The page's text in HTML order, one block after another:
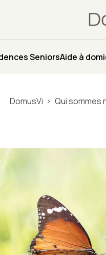
SeniorsAide à
DomusVi Qui sommes